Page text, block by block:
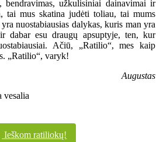
bendravimas, užkulisiniai dainavimai ir
tai mus skatina judėti toliau, tai mums
nuostabiausias dalykas, kuris man yra
dabar esu draugų apsuptyje, ten, kur
Ačiū, „Ratilio“, mes kaip
„Ratilio“, varyk!
Augustas
Ieškom ratiliokų!